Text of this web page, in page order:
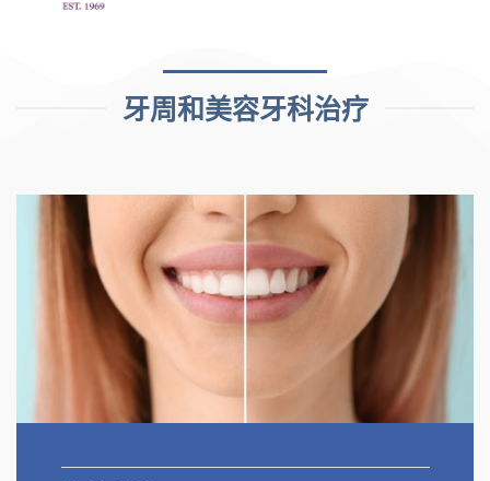
牙周和美容牙科治疗